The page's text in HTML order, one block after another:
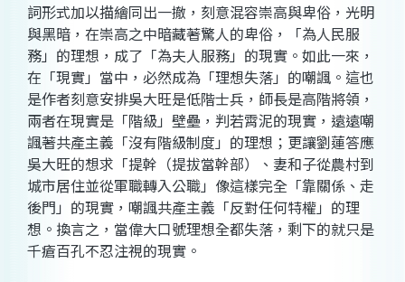
詞形式加以描繪同出一撤，刻意混容崇高與卑俗，光明
與黑暗，在崇高之中暗藏著驚人的卑俗，「為人民服
務」的理想，成了「為夫人服務」的現實。如此一來，
在「現實」當中，必然成為「理想失落」的嘲諷。這也
是作者刻意安排吳大旺是低階士兵，師長是高階將領，
兩者在現實是「階級」壁壘，判若霄泥的現實，遠遠嘲
諷著共產主義「沒有階級制度」的理想；更讓劉蓮答應
吳大旺的想求「提幹（提拔當幹部）、妻和子從農村到
城市居住並從軍職轉入公職」像這樣完全「靠關係、走
後門」的現實，嘲諷共產主義「反對任何特權」的理
想。換言之，當偉大口號理想全都失落，剩下的就只是
千瘡百孔不忍注視的現實。